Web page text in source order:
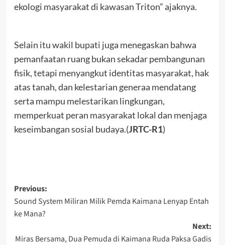
ekologi masyarakat di kawasan Triton” ajaknya.
Selain itu wakil bupati juga menegaskan bahwa
pemanfaatan ruang bukan sekadar pembangunan
fisik, tetapi menyangkut identitas masyarakat, hak
atas tanah, dan kelestarian generaa mendatang
serta mampu melestarikan lingkungan,
memperkuat peran masyarakat lokal dan menjaga
keseimbangan sosial budaya.(JRTC-R1)
Post
navigation
Previous:
Sound System Miliran Milik Pemda Kaimana Lenyap Entah
ke Mana?
Next:
Miras Bersama, Dua Pemuda di Kaimana Ruda Paksa Gadis